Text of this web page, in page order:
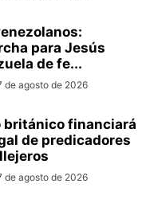
para Jesús
de fe...
de agosto de 2026
británico financiará
de predicadores
de agosto de 2026